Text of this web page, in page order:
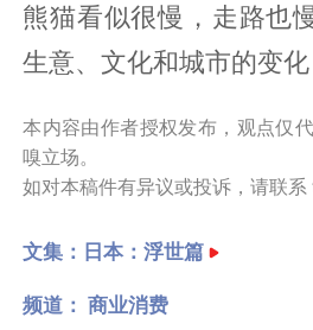
熊猫看似很慢，走路也
生意、文化和城市的变化
本内容由作者授权发布，观点仅
嗅立场。
如对本稿件有异议或投诉，请联系
文集： 日本：浮世篇
频道： 商业消费